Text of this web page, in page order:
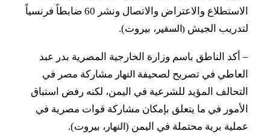
الاستطلاع والاعتراض والاتصال ونشر 60 ضابطاً فرنسياً
لتدريب الجيش (السفير ، بيروت).
– أكد الناطق باسم وزارة الخارجية المصرية بدر عبد
العاطي في تصريح لصحيفة النهار مشاركة مصر في
التحالف المؤيد للشرعية في اليمن، لكنه رفض استباق
الأمور في ما يتعلق بإمكان مشاركة قوات مصرية في
عملية برية محتملة في اليمن ( النهار ، بيروت).